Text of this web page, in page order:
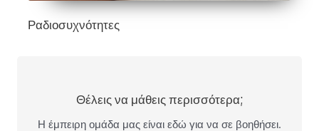
Ραδιοσυχνότητες
Θέλεις να μάθεις περισσότερα;
Η έμπειρη ομάδα μας είναι εδώ για να σε βοηθήσει.